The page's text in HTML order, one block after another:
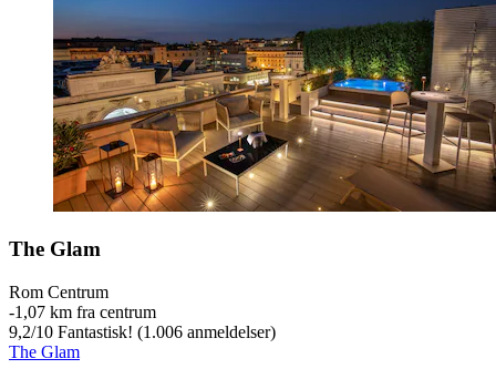
The Glam
Rom Centrum
‐1,07 km fra centrum
9,2/10 Fantastisk! (1.006 anmeldelser)
The Glam